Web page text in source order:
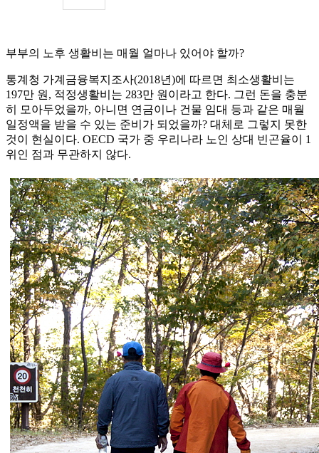
부부의 노후 생활비는 매월 얼마나 있어야 할까?
통계청 가계금융복지조사(2018년)에 따르면 최소생활비는
197만 원, 적정생활비는 283만 원이라고 한다. 그런 돈을 충분
히 모아두었을까, 아니면 연금이나 건물 임대 등과 같은 매월
일정액을 받을 수 있는 준비가 되었을까? 대체로 그렇지 못한
것이 현실이다. OECD 국가 중 우리나라 노인 상대 빈곤율이 1
위인 점과 무관하지 않다.